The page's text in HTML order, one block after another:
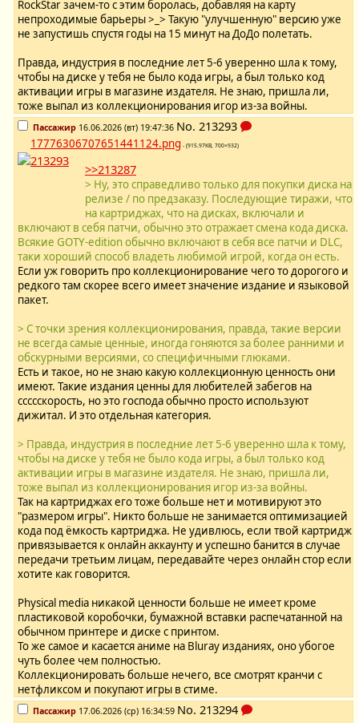
RockStar зачем-то с этим боролась, добавляя на карту
непроходимые барьеры >_> Такую "улучшенную" версию уже
не запустишь спустя годы на 15 минут на ДоДо полетать.
Правда, индустрия в последние лет 5-6 уверенно шла к тому,
чтобы на диске у тебя не было кода игры, а был только код
активации игры в магазине издателя. Не знаю, пришла ли,
тоже выпал из коллекционирования игор из-за войны.
Пассажир 16.06.2026 (вт) 19:47:36 No. 213293
17776306707651441124.png - (915.97KB, 700×932)
>>213287
> Ну, это справедливо только для покупки диска на
релизе / по предзаказу. Последующие тиражи, что
на картриджах, что на дисках, включали и
включают в себя патчи, обычно это отражает смена кода диска.
Всякие GOTY-edition обычно включают в себя все патчи и DLC,
таки хороший способ владеть любимой игрой, когда он есть.
Если уж говорить про коллекционирование чего то дорогого и
редкого там скорее всего имеет значение издание и языковой
пакет.
> С точки зрения коллекционирования, правда, такие версии
не всегда самые ценные, иногда гоняются за более ранними и
обскурными версиями, со специфичными глюками.
Есть и такое, но не знаю какую коллекционную ценность они
имеют. Такие издания ценны для любителей забегов на
ссссскорость, но это господа обычно просто используют
дижитал. И это отдельная категория.
> Правда, индустрия в последние лет 5-6 уверенно шла к тому,
чтобы на диске у тебя не было кода игры, а был только код
активации игры в магазине издателя. Не знаю, пришла ли,
тоже выпал из коллекционирования игор из-за войны.
Так на картриджах его тоже больше нет и мотивируют это
"размером игры". Никто больше не занимается оптимизацией
кода под ёмкость картриджа. Не удивлюсь, если твой картридж
привязывается к онлайн аккаунту и успешно банится в случае
передачи третьим лицам, передавайте через онлайн стор если
хотите как говорится.
Physical media никакой ценности больше не имеет кроме
пластиковой коробочки, бумажной вставки распечатанной на
обычном принтере и диске с принтом.
То же самое и касается аниме на Bluray изданиях, оно убогое
чуть более чем полностью.
Коллекционировать больше нечего, все смотрят кранчи с
нетфликсом и покупают игры в стиме.
Пассажир 17.06.2026 (ср) 16:34:59 No. 213294